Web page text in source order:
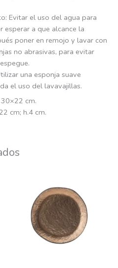
Evitar el uso del agua para
esperar a que alcance la
poner en remojo y lavar con
no abrasivas, para evitar
una esponja suave
el uso del lavavajillas.
cm.
cm; h.4 cm.